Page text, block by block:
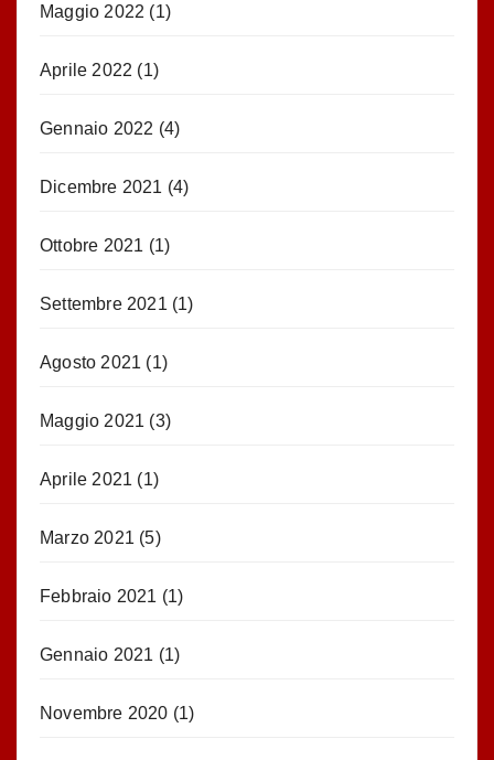
Maggio 2022 (1)
Aprile 2022 (1)
Gennaio 2022 (4)
Dicembre 2021 (4)
Ottobre 2021 (1)
Settembre 2021 (1)
Agosto 2021 (1)
Maggio 2021 (3)
Aprile 2021 (1)
Marzo 2021 (5)
Febbraio 2021 (1)
Gennaio 2021 (1)
Novembre 2020 (1)